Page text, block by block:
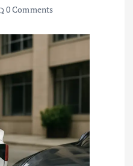
0 Comments